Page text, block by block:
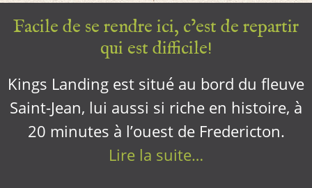
Facile de se rendre ici, c’est de repartir
qui est difficile!
Kings Landing est situé au bord du fleuve
Saint-Jean, lui aussi si riche en histoire, à
20 minutes à l’ouest de Fredericton.
Lire la suite…